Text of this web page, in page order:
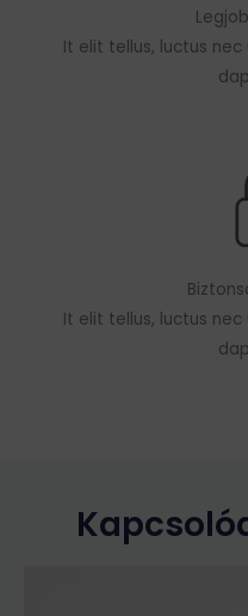
It elit tellus, luctus
It elit tellus, luctus